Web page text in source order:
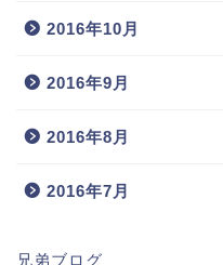
2016年10月
2016年9月
2016年8月
2016年7月
兄弟ブログ